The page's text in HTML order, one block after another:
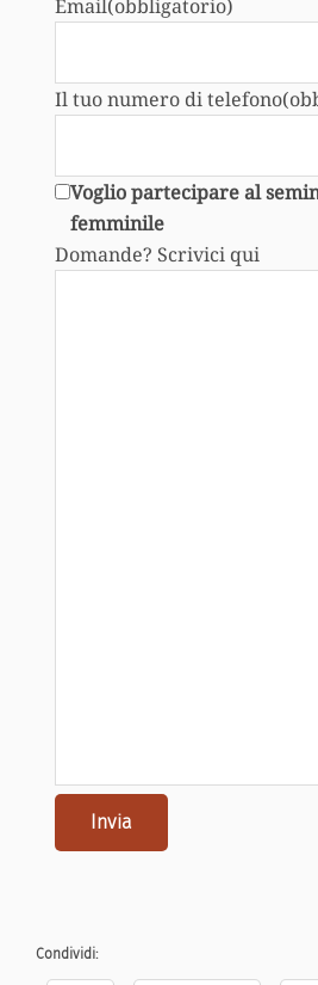
Email(obbligatorio)
Il tuo numero di telefono
Voglio partecipare al
femminile
Domande? Scrivici qui
Invia
Condividi: